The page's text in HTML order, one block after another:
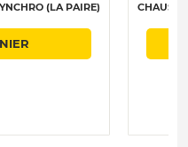
(LA PAIRE)